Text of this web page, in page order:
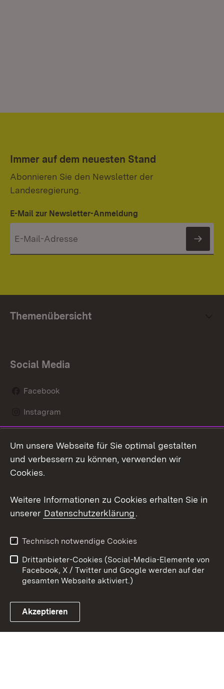
Immer auf dem neuesten Stand
Abonnieren Sie den Newsletter der
Landesregierung.
E-Mail zur Newsletter-Anmeldung
Themenübersicht
Social Media
Facebook
Instagram
Social Wall
Youtube
Link zum Landesportal
Kontakt
Datenschutz
Barrierefreiheit
Impressum Cookies
Um unsere Webseite für Sie optimal gestalten
und verbessern zu können, verwenden wir
Cookies.
Weitere Informationen zu Cookies erhalten Sie in
unserer Datenschutzerklärung.
Technisch notwendige Cookies
Drittanbieter-Cookies (Social-Media-Elemente von
Facebook, X / Twitter und Google werden auf der
gesamten Webseite aktiviert.)
Akzeptieren